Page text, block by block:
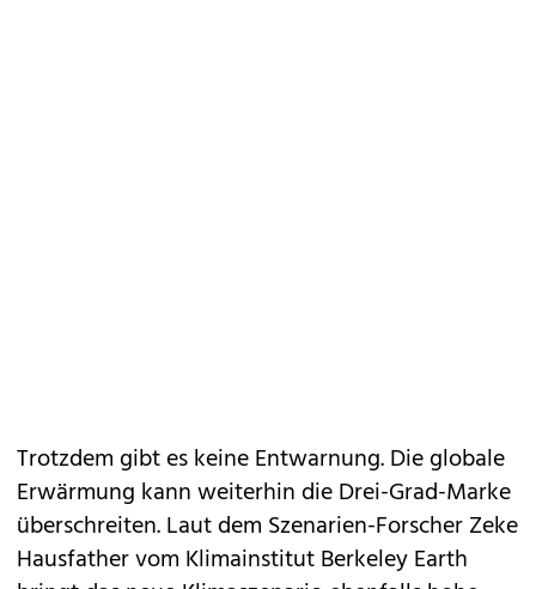
Trotzdem gibt es keine Entwarnung. Die globale
Erwärmung kann weiterhin die Drei-Grad-Marke
überschreiten. Laut dem Szenarien-Forscher Zeke
Hausfather vom Klimainstitut Berkeley Earth